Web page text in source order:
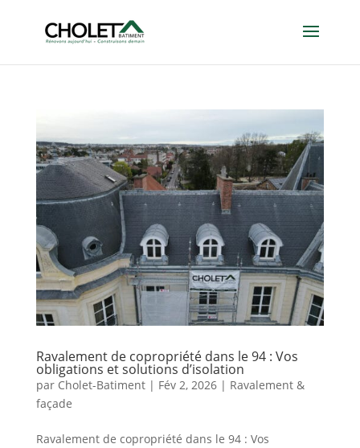
Ravalement de copropriété dans le 94 : Vos
obligations et solutions d’isolation
par Cholet-Batiment| Fév 2, 2026| Ravalement &
façade
Ravalement de copropriété dans le 94 : Vos